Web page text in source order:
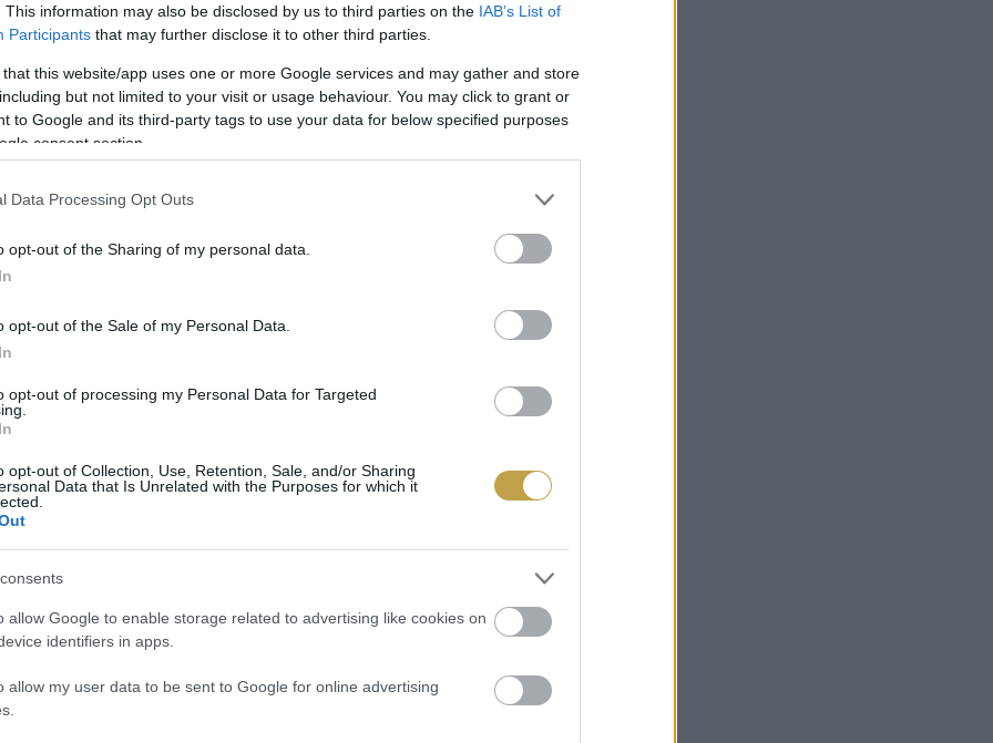
This information may also be disclosed by us to third parties on the IAB’s List of
Participants that may further disclose it to other third parties.
that this website/app uses one or more Google services and may gather and store
but not limited to your visit or usage behaviour. You may click to grant or
to Google and its third-party tags to use your data for below specified purposes
consent section.
Data Processing Opt Outs
opt-out of the Sharing of my personal data.
opt-out of the Sale of my Personal Data.
opt-out of processing my Personal Data for Targeted
opt-out of Collection, Use, Retention, Sale, and/or Sharing
Data that Is Unrelated with the Purposes for which it
allow Google to enable storage related to advertising like cookies on
identifiers in apps.
allow my user data to be sent to Google for online advertising